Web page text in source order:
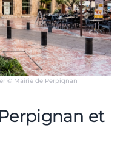
© Mairie de Perpignan
et